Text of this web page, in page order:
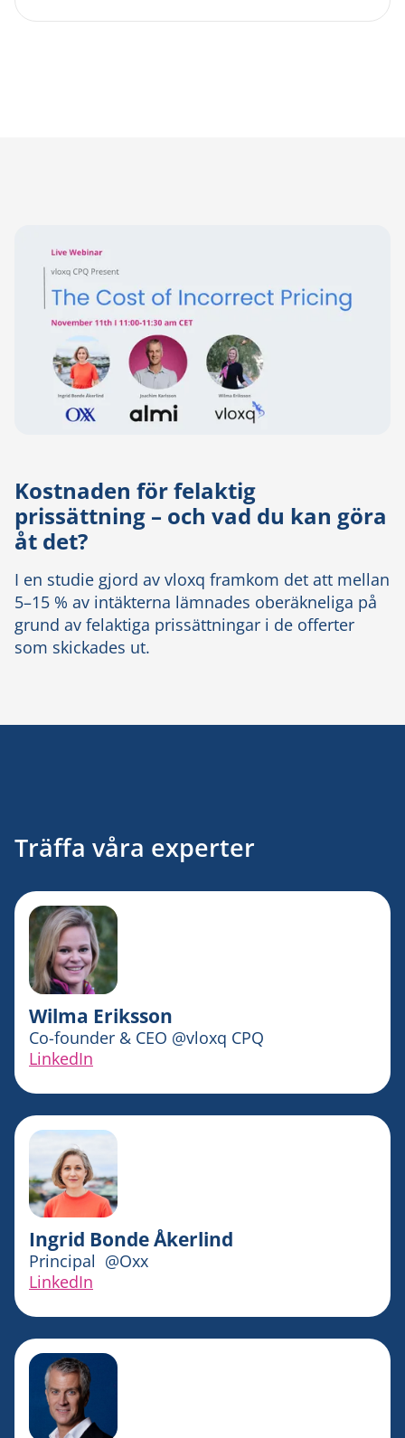
Kostnaden för felaktig
prissättning – och vad du kan göra
åt det?
I en studie gjord av vloxq framkom det att mellan
5–15 % av intäkterna lämnades oberäkneliga på
grund av felaktiga prissättningar i de offerter
som skickades ut.
Träffa våra experter
Wilma Eriksson
Co-founder & CEO @vloxq CPQ
LinkedIn
Ingrid Bonde Åkerlind
Principal @Oxx
LinkedIn